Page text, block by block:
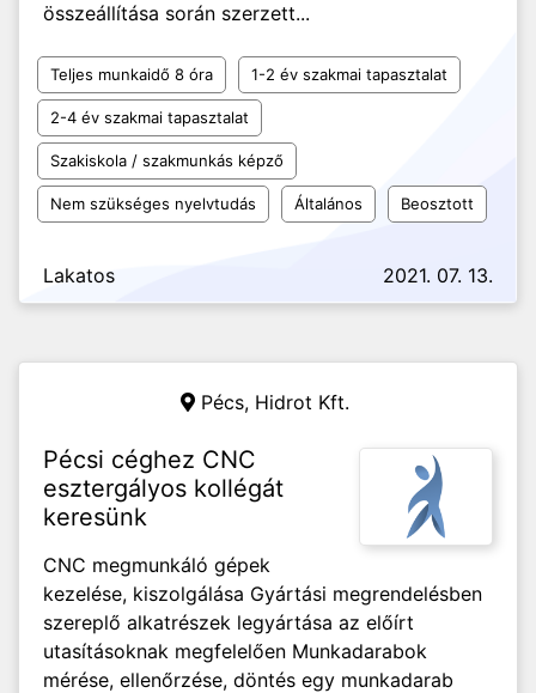
összeállítása során szerzett...
Teljes munkaidő 8 óra 1-2 év szakmai tapasztalat
2-4 év szakmai tapasztalat
Szakiskola / szakmunkás képző
Nem szükséges nyelvtudás Általános Beosztott
Lakatos 2021. 07. 13.
Pécs, Hidrot Kft.
Pécsi céghez CNC
esztergályos kollégát
keresünk
CNC megmunkáló gépek
kezelése, kiszolgálása Gyártási megrendelésben
szereplő alkatrészek legyártása az előírt
utasításoknak megfelelően Munkadarabok
mérése, ellenőrzése, döntés egy munkadarab